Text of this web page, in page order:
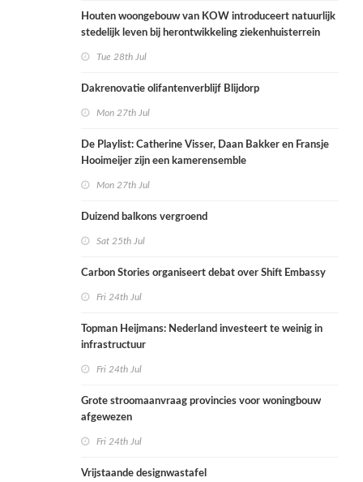
Houten woongebouw van KOW introduceert natuurlijk
stedelijk leven bij herontwikkeling ziekenhuisterrein
Tue 28th Jul
Dakrenovatie olifantenverblijf Blijdorp
Mon 27th Jul
De Playlist: Catherine Visser, Daan Bakker en Fransje
Hooimeijer zijn een kamerensemble
Mon 27th Jul
Duizend balkons vergroend
Sat 25th Jul
Carbon Stories organiseert debat over Shift Embassy
Fri 24th Jul
Topman Heijmans: Nederland investeert te weinig in
infrastructuur
Fri 24th Jul
Grote stroomaanvraag provincies voor woningbouw
afgewezen
Fri 24th Jul
Vrijstaande designwastafel